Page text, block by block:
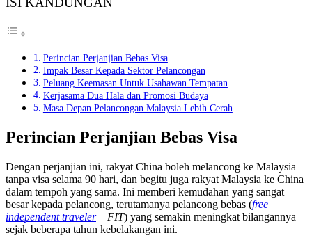
Perincian Perjanjian Bebas Visa
Impak Besar Kepada Sektor Pelancongan
Peluang Keemasan Untuk Usahawan Tempatan
Kerjasama Dua Hala dan Promosi Budaya
Masa Depan Pelancongan Malaysia Lebih Cerah
Perincian Perjanjian Bebas Visa
Dengan perjanjian ini, rakyat China boleh melancong ke Malaysia
tanpa visa selama 90 hari, dan begitu juga rakyat Malaysia ke China
dalam tempoh yang sama. Ini memberi kemudahan yang sangat
besar kepada pelancong, terutamanya pelancong bebas (free
independent traveler– FIT) yang semakin meningkat bilangannya
sejak beberapa tahun kebelakangan ini.